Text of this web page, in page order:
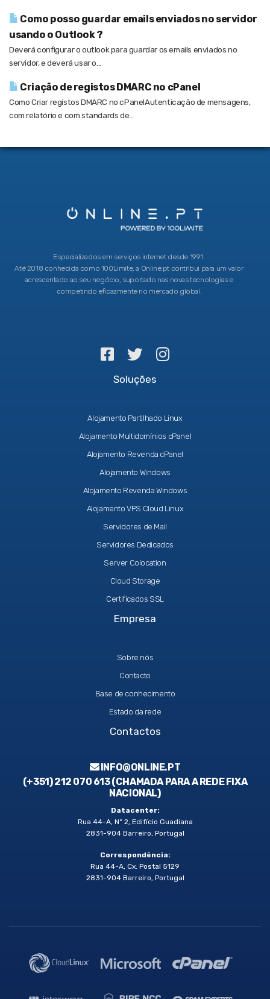
Como posso guardar emails enviados no servidor
usando o Outlook ?
Deverá configurar o outlook para guardar os emails enviados no
servidor, e deverá usar o...
Criação de registos DMARC no cPanel
Como Criar registos DMARC no cPanelAutenticação de mensagens,
com relatório e com standards de...
Especializados em serviços internet desde 1991.
Até 2018 conhecida como 100Limite, a Online.pt contribui para um valor
acrescentado ao seu negócio, suportado nas novas tecnologias e
competindo eficazmente no mercado global.
Soluções
Alojamento Partilhado Linux
Alojamento Multidomínios cPanel
Alojamento Revenda cPanel
Alojamento Windows
Alojamento Revenda Windows
Alojamento VPS Cloud Linux
Servidores de Mail
Servidores Dedicados
Server Colocation
Cloud Storage
Certificados SSL
Empresa
Sobre nós
Contacto
Base de conhecimento
Estado da rede
Contactos
INFO@ONLINE.PT
(+351) 212 070 613 (CHAMADA PARA A REDE FIXA
NACIONAL)
Datacenter:
Rua 44-A, Nº 2, Edifício Guadiana
2831-904 Barreiro, Portugal
Correspondência:
Rua 44-A, Cx. Postal 5129
2831-904 Barreiro, Portugal